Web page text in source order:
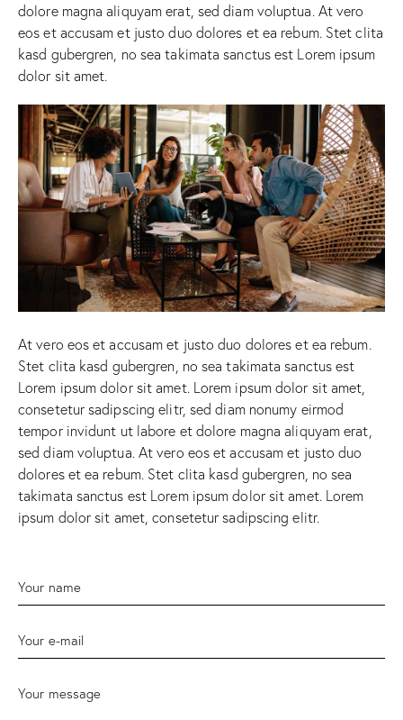
dolore magna aliquyam erat, sed diam voluptua. At vero
eos et accusam et justo duo dolores et ea rebum. Stet clita
kasd gubergren, no sea takimata sanctus est Lorem ipsum
dolor sit amet.
At vero eos et accusam et justo duo dolores et ea rebum.
Stet clita kasd gubergren, no sea takimata sanctus est
Lorem ipsum dolor sit amet. Lorem ipsum dolor sit amet,
consetetur sadipscing elitr, sed diam nonumy eirmod
tempor invidunt ut labore et dolore magna aliquyam erat,
sed diam voluptua. At vero eos et accusam et justo duo
dolores et ea rebum. Stet clita kasd gubergren, no sea
takimata sanctus est Lorem ipsum dolor sit amet. Lorem
ipsum dolor sit amet, consetetur sadipscing elitr.